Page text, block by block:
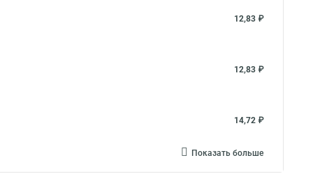
12,83 ₽
12,83 ₽
14,72 ₽
Показать больше